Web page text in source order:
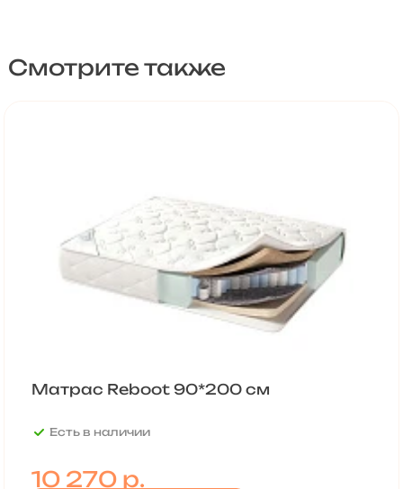
Смотрите также
Матрас Reboot 90*200 см
Есть в наличии
10 270р.